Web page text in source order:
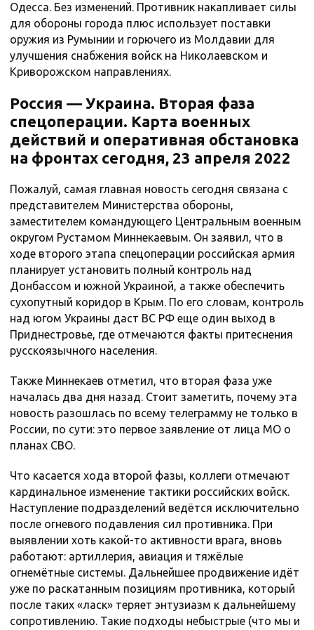
Одесса. Без изменений. Противник накапливает силы
для обороны города плюс использует поставки
оружия из Румынии и горючего из Молдавии для
улучшения снабжения войск на Николаевском и
Криворожском направлениях.
Россия — Украина. Вторая фаза
спецоперации. Карта военных
действий и оперативная обстановка
на фронтах сегодня, 23 апреля 2022
Пожалуй, самая главная новость сегодня связана с
представителем Министерства обороны,
заместителем командующего Центральным военным
округом Рустамом Миннекаевым. Он заявил, что в
ходе второго этапа спецоперации российская армия
планирует установить полный контроль над
Донбассом и южной Украиной, а также обеспечить
сухопутный коридор в Крым. По его словам, контроль
над югом Украины даст ВС РФ еще один выход в
Приднестровье, где отмечаются факты притеснения
русскоязычного населения.
Также Миннекаев отметил, что вторая фаза уже
началась два дня назад. Стоит заметить, почему эта
новость разошлась по всему телеграмму не только в
России, по сути: это первое заявление от лица МО о
планах СВО.
Что касается хода второй фазы, коллеги отмечают
кардинальное изменение тактики российских войск.
Наступление подразделений ведётся исключительно
после огневого подавления сил противника. При
выявлении хоть какой-то активности врага, вновь
работают: артиллерия, авиация и тяжёлые
огнемётные системы. Дальнейшее продвижение идёт
уже по раскатанным позициям противника, который
после таких «ласк» теряет энтузиазм к дальнейшему
сопротивлению. Такие подходы небыстрые (что мы и